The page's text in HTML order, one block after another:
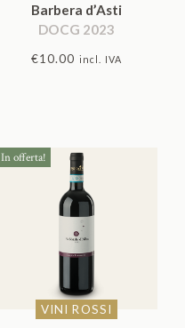
Barbera d’Asti
DOCG 2023
€10.00 incl. IVA
In offerta!
VINI ROSSI